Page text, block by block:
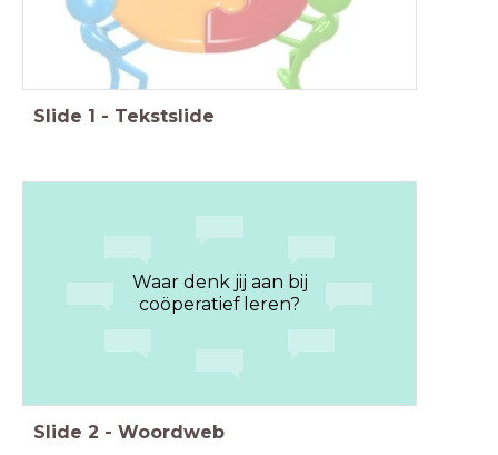
Slide 1 - Tekstslide
Waar denk jij aan bij
coöperatief leren?
Slide 2 - Woordweb